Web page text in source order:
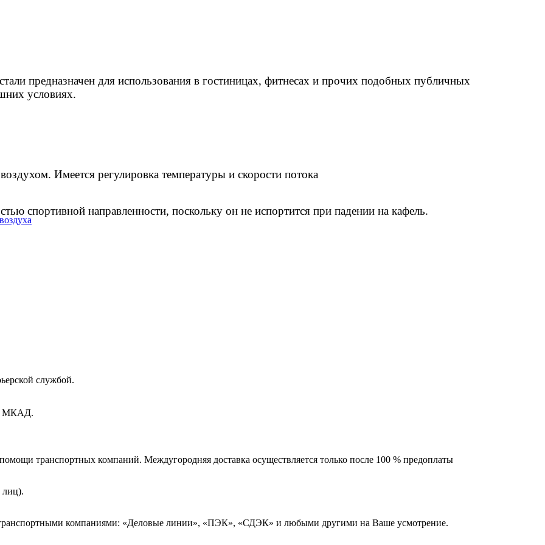
предназначен для использования в гостиницах, фитнесах и прочих подобных публичных
условиях.
Имеется регулировка температуры и скорости потока
спортивной направленности, поскольку он не испортится при падении на кафель.
службой.
МКАД.
транспортных компаний. Междугородняя доставка осуществляется только после 100 % предоплаты
лиц).
компаниями: «Деловые линии», «ПЭК», «СДЭК» и любыми другими на Ваше усмотрение.